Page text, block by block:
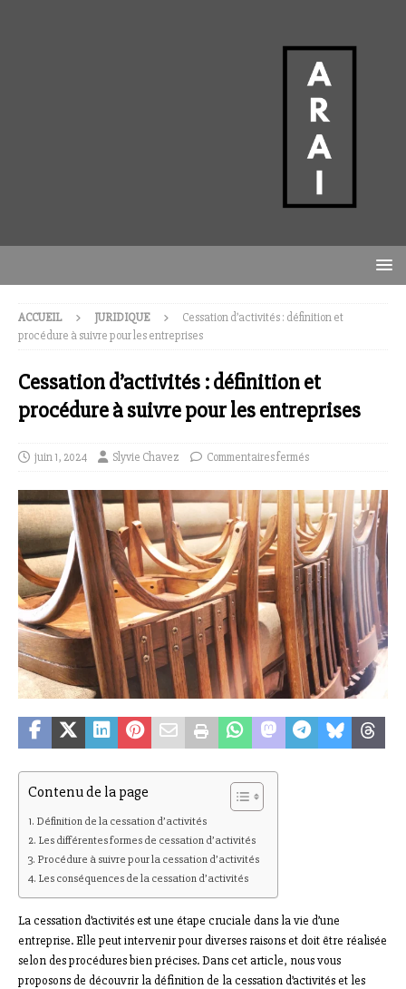
ACCUEIL JURIDIQUE
Cessation d’activités : définition et
procédure à suivre pour les entreprises
Cessation d’activités : définition et
procédure à suivre pour les entreprises
juin 1, 2024 Slyvie Chavez Commentaires fermés
Contenu de la page
Définition de la cessation d’activités
Les différentes formes de cessation d’activités
Procédure à suivre pour la cessation d’activités
Les conséquences de la cessation d’activités
La cessation d’activités est une étape cruciale dans la vie d’une
entreprise. Elle peut intervenir pour diverses raisons et doit être réalisée
selon des procédures bien précises. Dans cet article, nous vous
proposons de découvrir la définition de la cessation d’activités et les